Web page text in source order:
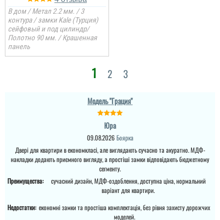
вирішувати, так як старі
відгук тільки зараз ...
читати всі відгуки
В дом / Метал 2.2 мм. / 3
контура / замки Kale (Турция)
сейфовый и под цилиндр/
Полотно 90 мм. / Крашенная
панель
1 2 3
Модель "Грация"
Юра
09.08.2026 Боярка
Двері для квартири в економкласі, але виглядають сучасно та акуратно. МДФ-
накладки додають приємного вигляду, а простіші замки відповідають бюджетному
сегменту.
Преимущества:
сучасний дизайн, МДФ-оздоблення, доступна ціна, нормальний
варіант для квартири.
Недостатки: економні замки та простіша комплектація, без рівня захисту дорожчих
моделей.